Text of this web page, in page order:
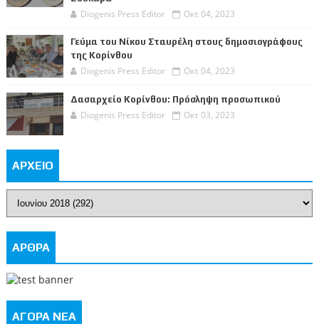
Diogenis Press Editor Οκτ 04, 2023
Γεύμα του Νίκου Σταυρέλη στους δημοσιογράφους
της Κορίνθου
Diogenis Press Editor Οκτ 04, 2023
Δασαρχείο Κορίνθου: Πρόσληψη προσωπικού
Diogenis Press Editor Οκτ 03, 2023
ΑΡΧΕΙΟ
ΑΡΘΡΑ
ΑΓΟΡΑ ΝΕΑ